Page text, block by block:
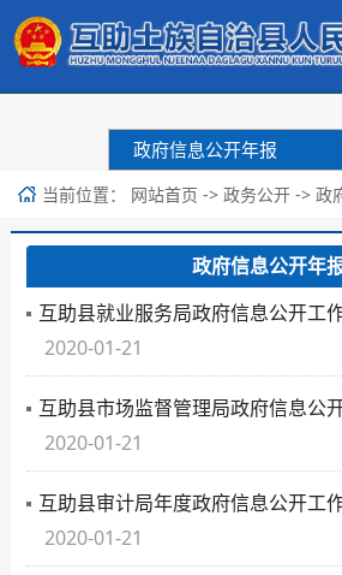
政府信息公开年报
当前位置： 网站首页 -> 政务公开 -> 政
政府信息公开年
互助县就业服务局政府信息公开工
2020-01-21
互助县市场监督管理局政府信息公
2020-01-21
互助县审计局年度政府信息公开工
2020-01-21